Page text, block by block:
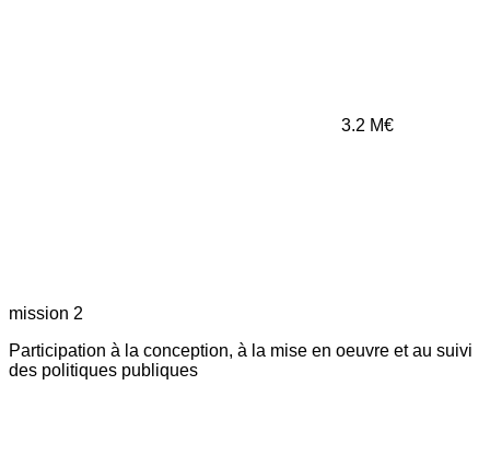
3.2 M€
mission 2
Participation à la conception, à la mise en oeuvre et au suivi
des politiques publiques